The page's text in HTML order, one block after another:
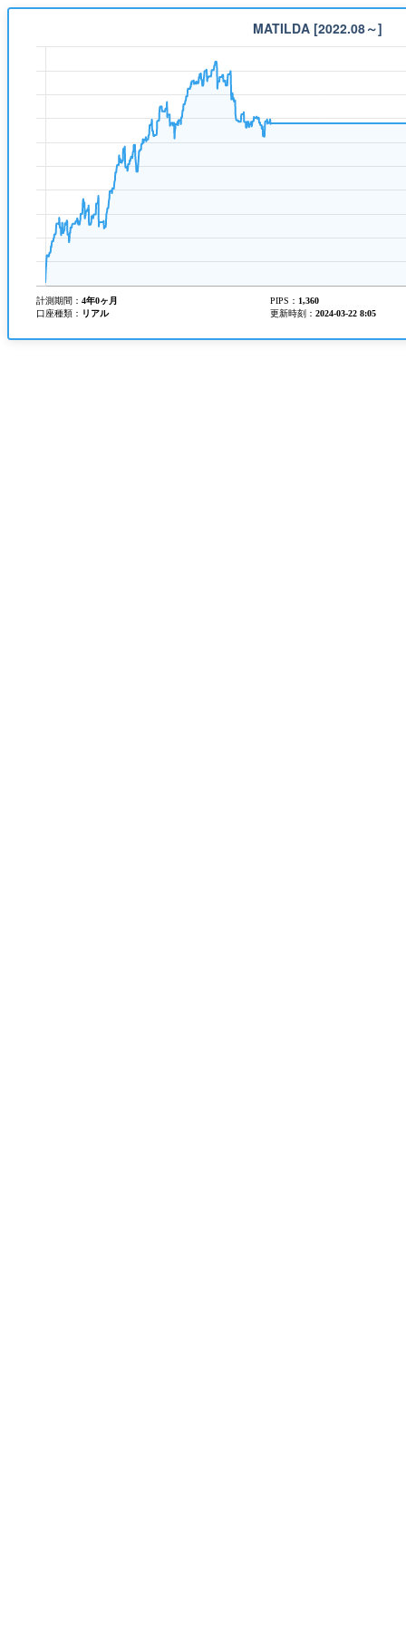
計測期間： 4年0ヶ月 PIPS ： 1,360
口座種類： リアル 更新時刻：2024-03-22 8:05